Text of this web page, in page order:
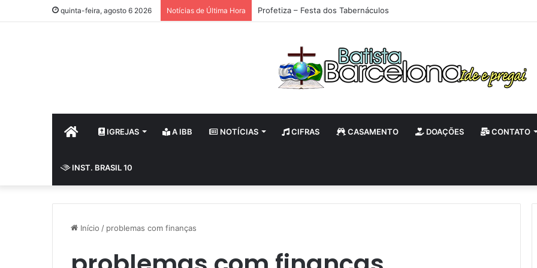
quinta-feira, agosto 6 2026 Notícias de Última Hora Profetiza – Festa dos Tabernáculos
HOME IGREJAS A IBB NOTÍCIAS CIFRAS CASAMENTO DOAÇÕES CONTATO
INST. BRASIL 10
Início / problemas com finanças